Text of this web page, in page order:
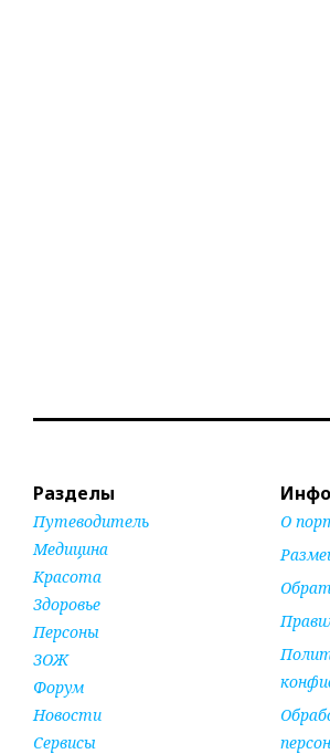
Разделы
Путеводитель
Медицина
Красота
Здоровье
Персоны
ЗОЖ
Форум
Новости
Сервисы
О